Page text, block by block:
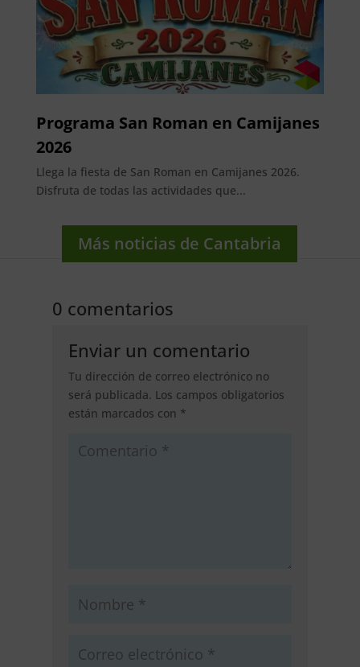
Programa San Roman en Camijanes
2026
Llega la fiesta de San Roman en Camijanes 2026.
Disfruta de todas las actividades que...
Más noticias de Cantabria
0 comentarios
Enviar un comentario
Tu dirección de correo electrónico no
será publicada. Los campos obligatorios
están marcados con *